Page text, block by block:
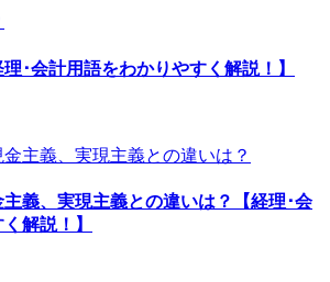
･会計用語をわかりやすく解説！】
義、実現主義との違いは？【経理･会
解説！】